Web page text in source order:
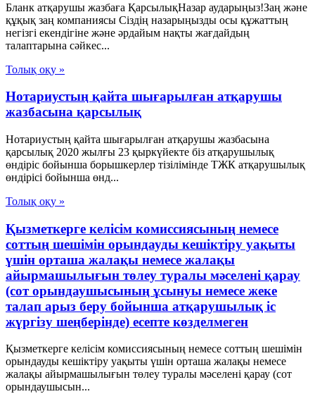
Бланк атқарушы жазбаға ҚарсылықНазар аударыңыз!Заң және
құқық заң компаниясы Сіздің назарыңызды осы құжаттың
негізгі екендігіне және әрдайым нақты жағдайдың
талаптарына сәйкес...
Толық оқу »
Нотариустың қайта шығарылған атқарушы
жазбасына қарсылық
Нотариустың қайта шығарылған атқарушы жазбасына
қарсылық 2020 жылғы 23 қыркүйекте біз атқарушылық
өндіріс бойынша борышкерлер тізілімінде ТЖК атқарушылық
өндірісі бойынша өнд...
Толық оқу »
Қызметкерге келісім комиссиясының немесе
соттың шешімін орындауды кешіктіру уақыты
үшін орташа жалақы немесе жалақы
айырмашылығын төлеу туралы мәселені қарау
(сот орындаушысының ұсынуы немесе жеке
талап арыз беру бойынша атқарушылық іс
жүргізу шеңберінде) есепте көзделмеген
Қызметкерге келісім комиссиясының немесе соттың шешімін
орындауды кешіктіру уақыты үшін орташа жалақы немесе
жалақы айырмашылығын төлеу туралы мәселені қарау (сот
орындаушысын...